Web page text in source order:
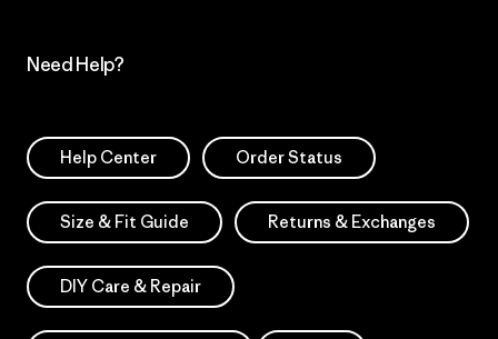
Need Help?
Help Center Order Status
Size & Fit Guide Returns & Exchanges
DIY Care & Repair